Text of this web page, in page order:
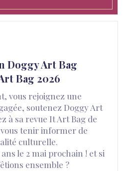
Doggy Art Bag
Bag 2026
vous rejoignez une
soutenez Doggy Art
à sa revue It Art Bag de
tenir informer de
culturelle.
le 2 mai prochain ! et si
ensemble ?